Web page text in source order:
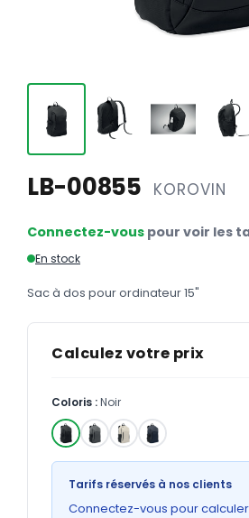
Tête de lettre
Enveloppes
Sous-mains
Chemises
Bons de commande
GRAND FORMAT
Abribus
LB-00855 KOROVIN
Connectez-vous pour voir les
En stock
Sac à dos pour ordinateur 15"
Calculez votre prix
Coloris :Noir
Tarifs réservés à nos clients
Connectez-vous pour calculer